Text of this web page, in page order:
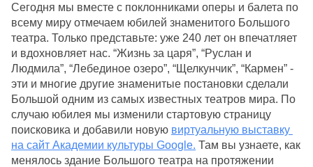
Сегодня мы вместе с поклонниками оперы и балета по
всему миру отмечаем юбилей знаменитого Большого
театра. Только представьте: уже 240 лет он впечатляет
и вдохновляет нас. “Жизнь за царя”, “Руслан и
Людмила”, “Лебединое озеро”, “Щелкунчик”, “Кармен” -
эти и многие другие знаменитые постановки сделали
Большой одним из самых известных театров мира. По
случаю юбилея мы изменили стартовую страницу
поисковика и добавили новую виртуальную выставку
на сайт Академии культуры Google. Там вы узнаете, как
менялось здание Большого театра на протяжении